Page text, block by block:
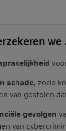
we
schade, zoals
van gestolen
gevolgen
van